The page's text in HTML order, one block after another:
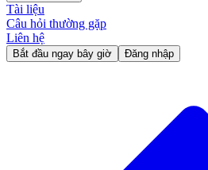
Tài liệu
Câu hỏi thường gặp
Liên hệ
Bắt đầu ngay bây giờ Đăng nhập